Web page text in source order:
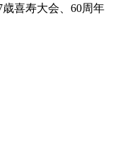
喜寿大会、60周年